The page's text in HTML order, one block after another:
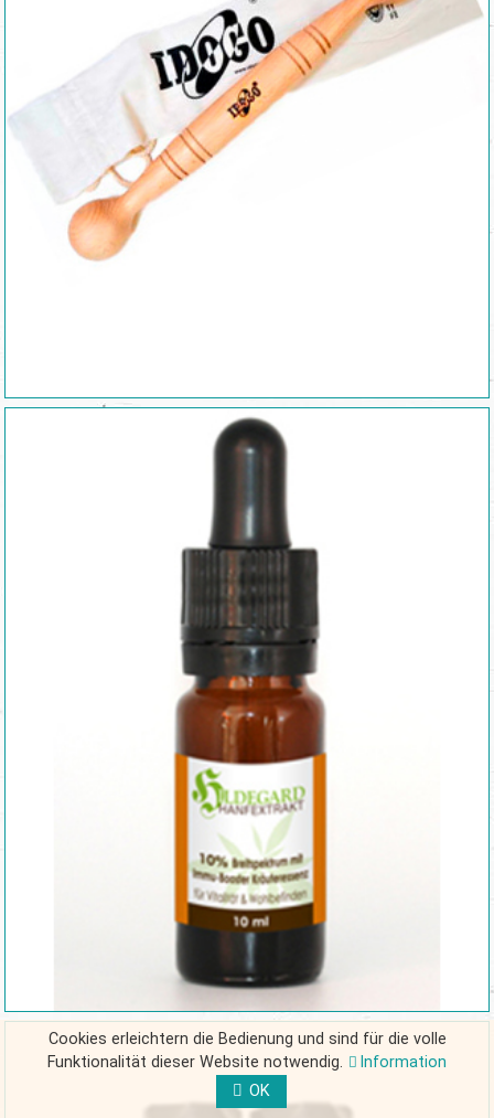
Cookies erleichtern die Bedienung und sind für die volle
Funktionalität dieser Website notwendig.
Information
OK